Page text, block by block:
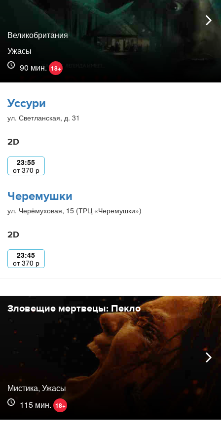
Великобритания
Ужасы
90 мин. 18+
Уссури
ул. Светланская, д. 31
2D
23:55
от370 р
Черемушки
ул. Черёмуховая, 15 (ТРЦ «Черемушки»)
2D
23:45
от370 р
Зловещие мертвецы: Пекло
Мистика, Ужасы
115 мин. 18+